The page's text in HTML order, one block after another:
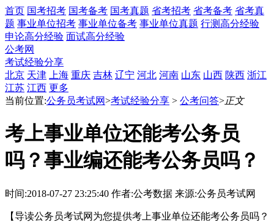
首页 国考招考 国考备考 国考真题 省考招考 省考备考 省考真
题 事业单位招考 事业单位备考 事业单位真题 行测高分经验
申论高分经验 面试高分经验
公考网
考试经验分享
北京 天津 上海 重庆 吉林 辽宁 河北 河南 山东 山西 陕西 浙江
江苏 江西 更多
当前位置:公务员考试网>考试经验分享 > 公考问答>正文
考上事业单位还能考公务员
吗？事业编还能考公务员吗？
时间:2018-07-27 23:25:40 作者:公考数据 来源:公务员考试网
【导读公务员考试网为您提供考上事业单位还能考公务员吗？